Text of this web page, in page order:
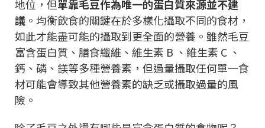
地位，但單靠毛豆作為唯一的蛋白質來源並不建
議 。均衡飲食的關鍵在於多樣化攝取不同的食材，
如此才能盡可能的攝取到更全面的營養。雖然毛豆
富含蛋白質、膳食纖維、維生素 B 、維生素 C 、
鈣、磷、鎂等多種營養素，但過量攝取任何單一食
材可能會導致其他營養素的缺乏或攝取過量的風
險。